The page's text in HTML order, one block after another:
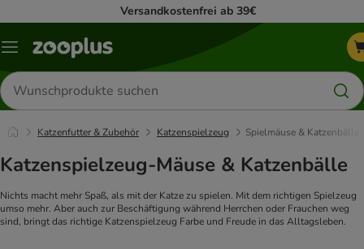
Versandkostenfrei ab 39€
Menü
Produkte
suchen
Katzenfutter & Zubehör Katzenspielzeug Spielmäuse & Katzenbälle
Katzenspielzeug-Mäuse & Katzenbälle
Nichts macht mehr Spaß, als mit der Katze zu spielen. Mit dem richtigen Spielzeug
umso mehr. Aber auch zur Beschäftigung während Herrchen oder Frauchen weg
sind, bringt das richtige Katzenspielzeug Farbe und Freude in das Alltagsleben.